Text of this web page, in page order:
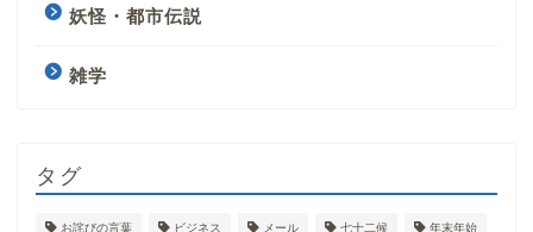
妖怪・都市伝説
雑学
タグ
お詫びの言葉 ビジネス メール 七十二候 年末年始